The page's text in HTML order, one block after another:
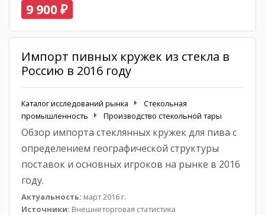
9 900 ₽
Импорт пивных кружек из стекла в
Россию в 2016 году
Каталог исследований рынка
Стекольная
промышленность
Производство стекольной тары
Обзор импорта стеклянных кружек для пива с
определением географической структуры
поставок и основных игроков на рынке в 2016
году.
Актуальность: март 2016 г.
Источники: Внешнеторговая статистика